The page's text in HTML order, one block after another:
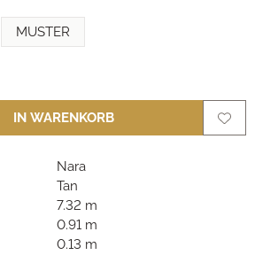
MUSTER
IN WARENKORB
Nara
Tan
7.32 m
0.91 m
0.13 m